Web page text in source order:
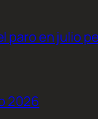
paro en julio
2026